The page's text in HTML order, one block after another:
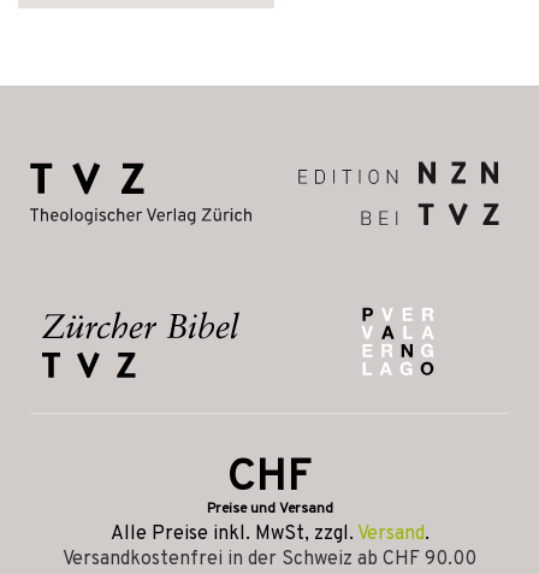
CHF
Preise und Versand
Alle Preise inkl. MwSt, zzgl. Versand.
Versandkostenfrei in der Schweiz ab CHF 90.00